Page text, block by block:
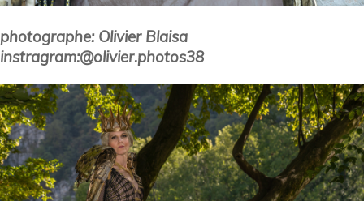
photographe: Olivier Blaisa
instragram:@olivier.photos38